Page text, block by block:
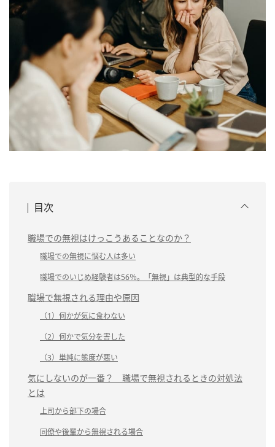
目次
職場での無視はけっこうあることなのか？
職場での無視に悩む人は多い
職場でのいじめ経験者は56％。「無視」は典型的な手段
職場で無視される理由や原因
（1）何かが気に食わない
（2）何かで気分を害した
（3）単純に態度が悪い
気にしないのが一番？ 職場で無視されるときの対処法
とは
上司から部下の場合
同僚や後輩から無視される場合